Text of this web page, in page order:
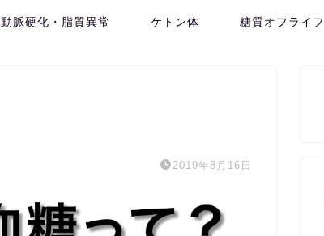
動脈硬化・脂質異常 ケトン体 糖質オフライフ
2019年8月16日